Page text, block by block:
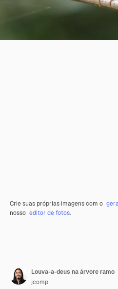
Crie suas próprias imagens com o
nosso editor de fotos.
Louva-a-deus na árvore ramo
jcomp